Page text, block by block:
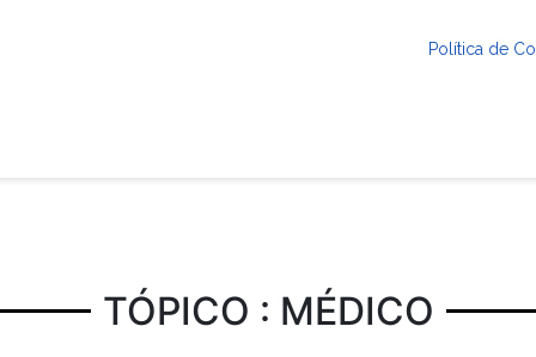
Política de
TÓPICO : MÉDICO